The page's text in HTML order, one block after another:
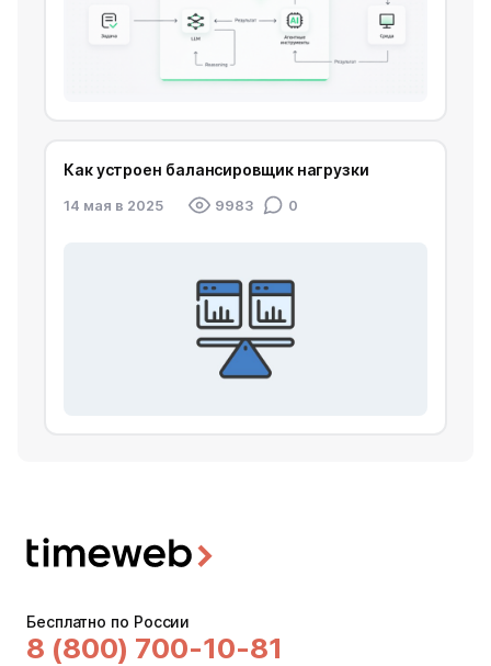
Как устроен балансировщик нагрузки
14 мая в 2025 9983 0
Бесплатно по России
8 (800) 700-10-81